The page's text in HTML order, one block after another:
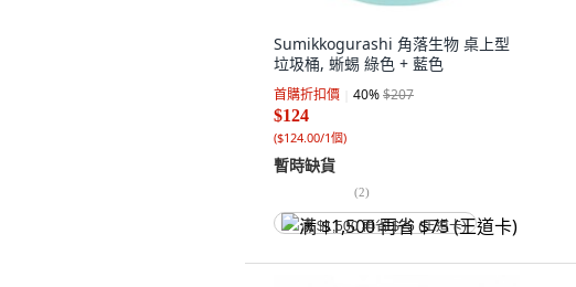
Sumikkogurashi 角落生物 桌上型
垃圾桶, 蜥蜴 綠色 + 藍色
首購折扣價 40%$207
$124
($124.00/1個)
暫時缺貨
(2)
满 $1,500 再省 $75 (王道卡)